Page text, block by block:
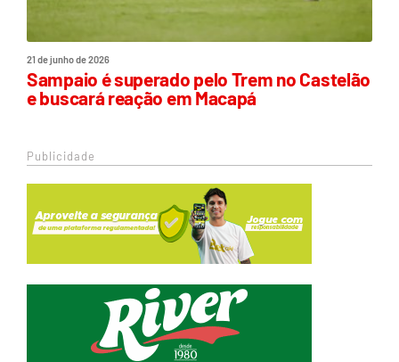
21 de junho de 2026
Sampaio é superado pelo Trem no Castelão
e buscará reação em Macapá
Publicidade